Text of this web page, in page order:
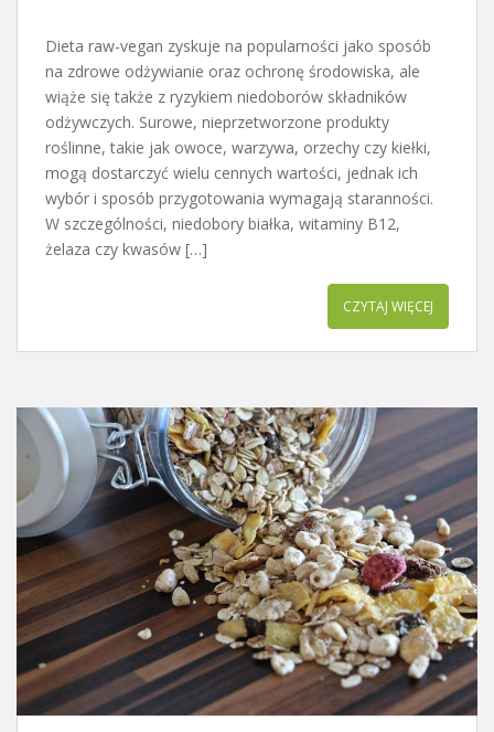
Dieta raw-vegan zyskuje na popularności jako sposób
na zdrowe odżywianie oraz ochronę środowiska, ale
wiąże się także z ryzykiem niedoborów składników
odżywczych. Surowe, nieprzetworzone produkty
roślinne, takie jak owoce, warzywa, orzechy czy kiełki,
mogą dostarczyć wielu cennych wartości, jednak ich
wybór i sposób przygotowania wymagają staranności.
W szczególności, niedobory białka, witaminy B12,
żelaza czy kwasów […]
CZYTAJ WIĘCEJ